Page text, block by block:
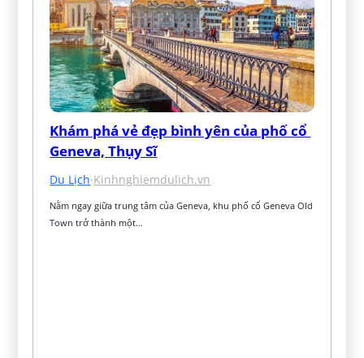
Khám phá vẻ đẹp bình yên của phố cổ
Geneva, Thụy Sĩ
Du Lịch·Kinhnghiemdulich.vn
Nằm ngay giữa trung tâm của Geneva, khu phố cổ Geneva Old
Town trở thành một…